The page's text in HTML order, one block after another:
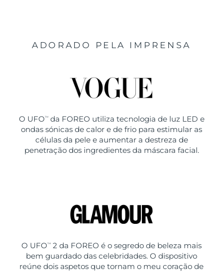
ADORADO PELA IMPRENSA
O UFO TMda FOREO utiliza tecnologia de luz LED e
ondas sónicas de calor e de frio para estimular as
células da pele e aumentar a destreza de
penetração dos ingredientes da máscara facial.
O UFO TM
2 da FOREO é o segredo de beleza mais
bem guardado das celebridades. O dispositivo
reúne dois aspetos que tornam o meu coração de